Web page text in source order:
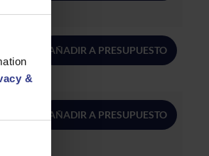
&
AÑADIR A PRESUPUESTO
AÑADIR A PRESUPUESTO